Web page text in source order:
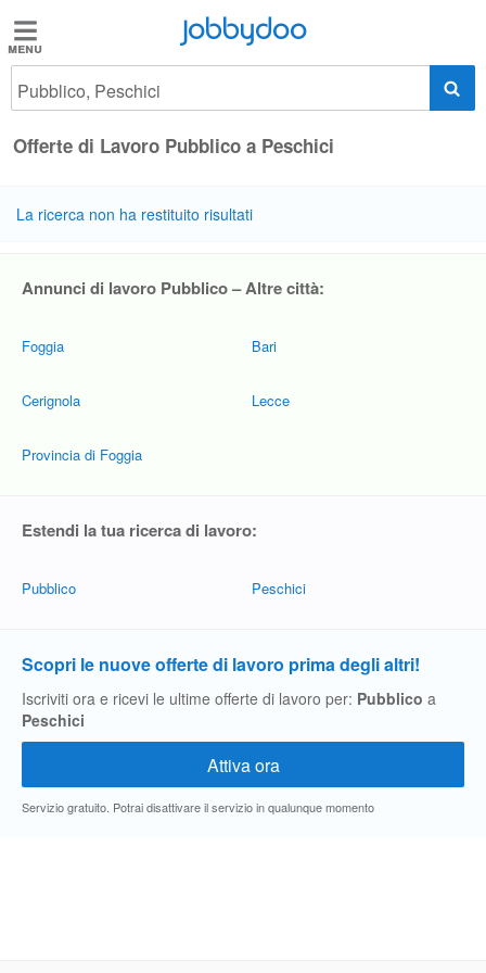
Jobbydoo
Offerte
lavoro
Stipendi
Elenco
Blog
Pubblica
Jobbydoo
Pubblico, Peschici
Offerte di Lavoro Pubblico a Peschici
La ricerca non ha restituito risultati
Annunci di lavoro Pubblico – Altre città:
Foggia
Cerignola
Provincia di Foggia
Bari
Lecce
Estendi la tua ricerca di lavoro:
Pubblico Peschici
Scopri le nuove offerte di lavoro prima degli altri!
Iscriviti ora e ricevi le ultime offerte di lavoro per: Pubblico a
Peschici
Servizio gratuito. Potrai disattivare il servizio in qualunque momento